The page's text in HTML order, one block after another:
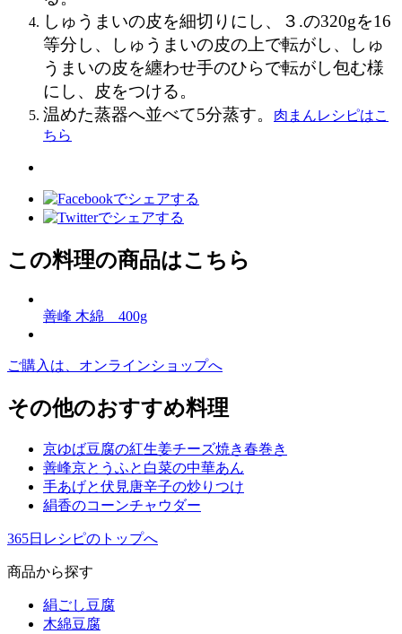
しゅうまいの皮を細切りにし、３.の320gを16
等分し、しゅうまいの皮の上で転がし、しゅ
うまいの皮を纏わせ手のひらで転がし包む様
にし、皮をつける。
温めた蒸器へ並べて5分蒸す。
肉まんレシピはこ
ちら
この料理の商品はこちら
善峰 木綿 400g
ご購入は、オンラインショップへ
その他のおすすめ料理
京ゆば豆腐の紅生姜チーズ焼き春巻き
善峰京とうふと白菜の中華あん
手あげと伏見唐辛子の炒りつけ
絹香のコーンチャウダー
365日レシピのトップへ
商品から探す
絹ごし豆腐
木綿豆腐